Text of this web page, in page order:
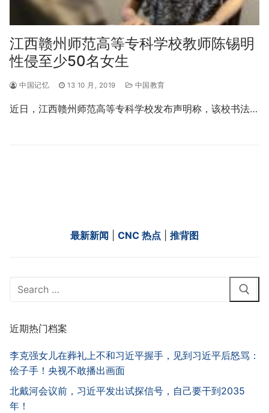
江西赣州师范高等专科学校教师陈锡明
性侵至少50名女生
中国记忆 13 10 月, 2019 中国教育
近日，江西赣州师范高等专科学校发布声明称，该校书法…
最新新闻 CNC 热点 推背图
Search
近期热门档案
李克强女儿在葬礼上不和习近平握手，见到习近平后怒骂：
侩子手！央视不敢播出画面
北戴河会议前，习近平发出试探信号，自己要干到2035
年！